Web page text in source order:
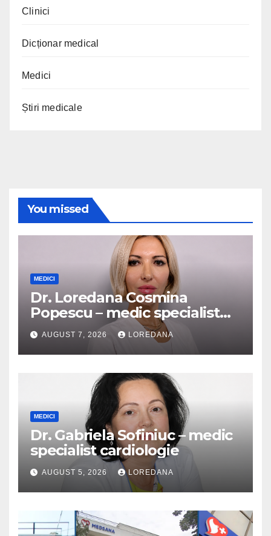
Clinici
Dicționar medical
Medici
Știri medicale
You missed
MEDICI
Dr. Loredana Cosmina
Popescu – medic specialist
dermatologie
AUGUST 7, 2026 LOREDANA
MEDICI
Dr. Gabriela Sofiniuc – medic
specialist cardiologie
AUGUST 5, 2026 LOREDANA